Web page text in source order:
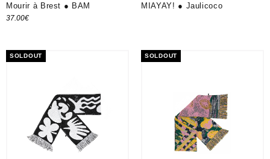
Mourir à Brest ● BAM
37.00€
MIAYAY! ● Jaulicoco
SOLDOUT SOLDOUT